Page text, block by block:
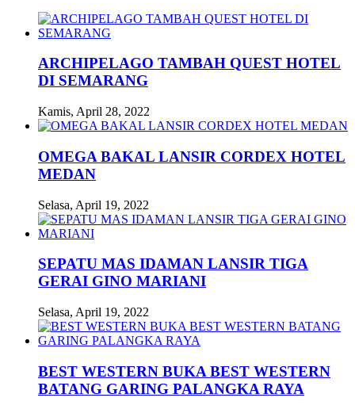
ARCHIPELAGO TAMBAH QUEST HOTEL
DI SEMARANG
Kamis, April 28, 2022
OMEGA BAKAL LANSIR CORDEX HOTEL
MEDAN
Selasa, April 19, 2022
SEPATU MAS IDAMAN LANSIR TIGA
GERAI GINO MARIANI
Selasa, April 19, 2022
BEST WESTERN BUKA BEST WESTERN
BATANG GARING PALANGKA RAYA